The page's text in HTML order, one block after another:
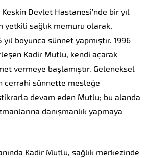
Keskin Devlet Hastanesi’nde bir yıl
yetkili sağlık memuru olarak,
boyunca sünnet yapmıştır. 1996
Kadir Mutlu, kendi açarak
vermeye başlamıştır. Geleneksel
cerrahi sünnette mesleğe
devam eden Mutlu; bu alanda
danışmanlık yapmaya
Kadir Mutlu, sağlık merkezinde